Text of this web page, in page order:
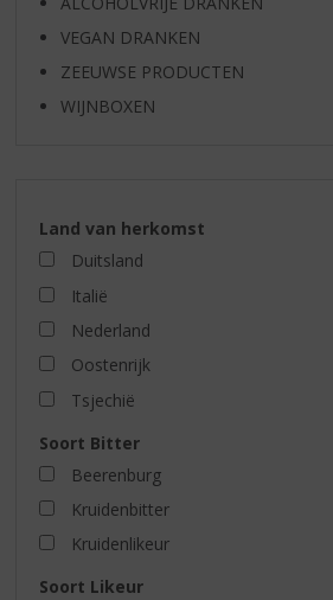
VEGAN DRANKEN
ZEEUWSE PRODUCTEN
WIJNBOXEN
Land van herkomst
Duitsland
Italië
Nederland
Oostenrijk
Tsjechië
Soort Bitter
Beerenburg
Kruidenbitter
Kruidenlikeur
Soort Likeur